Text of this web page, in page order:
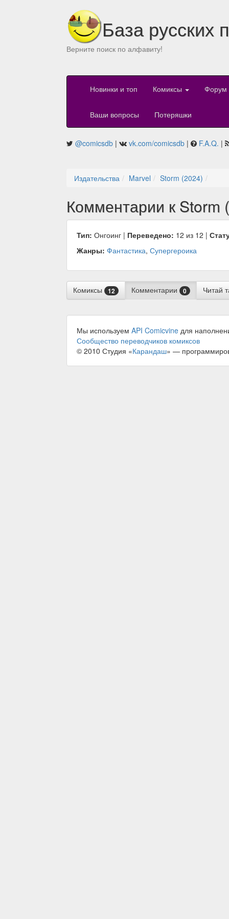
База русских
Верните поиск по алфавиту!
Новинки и топ Комиксы Форум
Ваши вопросы Потеряшки
@comicsdb | vk.com/comicsdb | F.A.Q. |
Издательства Marvel Storm (2024)
Комментарии к Storm
Тип: Онгоинг | Переведено: 12 из 12 |
Жанры: Фантастика, Супергероика
Комиксы 12 Комментарии 0 Читай
Мы используем API Comicvine для
Сообщество переводчиков комиксов
© 2010 Студия «Карандаш» —